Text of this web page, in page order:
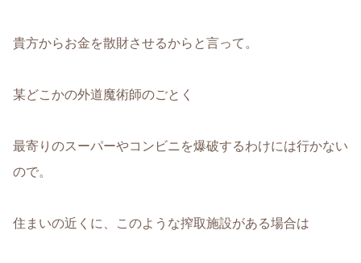
貴方からお金を散財させるからと言って。
某どこかの外道魔術師のごとく
最寄りのスーパーやコンビニを爆破するわけには行かない
ので。
住まいの近くに、このような搾取施設がある場合は